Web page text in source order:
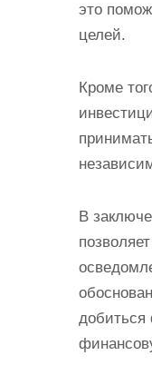
это
целей.
Кроме
В
добиться